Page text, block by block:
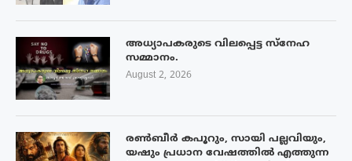
അധ്യാപകരുടെ വിലപ്പെട്ട സ്നേഹ
സമ്മാനം.
August 2, 2026
രൺബീർ കപൂറും, സായി പല്ലവിയും,
യഷും പ്രധാന വേഷത്തിൽ എത്തുന്ന